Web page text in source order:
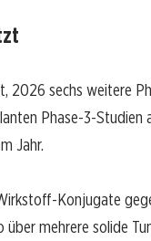
2026 sechs weitere
Phase-3-Studien
Jahr.
Konjugate
mehrere solide